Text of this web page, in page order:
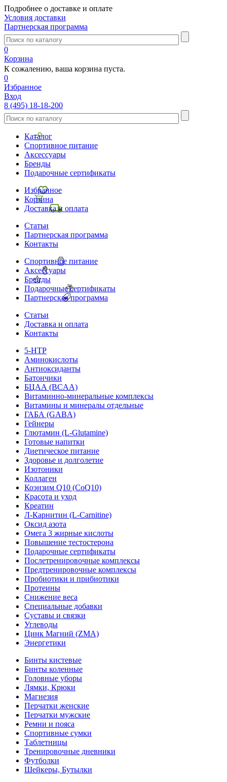
Подробнее о доставке и оплате
Условия доставки
Партнерская программа
0
Корзина
К сожалению, ваша корзина пуста.
0
Избранное
Вход
8 (495) 18-18-200
Каталог
Спортивное питание
Аксессуары
Бренды
Подарочные сертификаты
Избранное
Корзина
Доставка и оплата
Статьи
Партнерская программа
Контакты
Спортивное питание
Аксессуары
Бренды
Подарочные сертификаты
Партнерская программа
Статьи
Доставка и оплата
Контакты
5-HTP
Аминокислоты
Антиоксиданты
Батончики
БЦАА (BCAA)
Витаминно-минеральные комплексы
Витамины и минералы отдельные
ГАБА (GABA)
Гейнеры
Глютамин (L-Glutamine)
Готовые напитки
Диетическое питание
Здоровье и долголетие
Изотоники
Коллаген
Коэнзим Q10 (CoQ10)
Красота и уход
Креатин
Л-Карнитин (L-Сarnitine)
Оксид азота
Омега 3 жирные кислоты
Повышение тестостерона
Подарочные сертификаты
Послетренировочные комплексы
Предтренировочные комплексы
Пробиотики и прибиотики
Протеины
Снижение веса
Специальные добавки
Суставы и связки
Углеводы
Цинк Магний (ZMA)
Энергетики
Бинты кистевые
Бинты коленные
Головные уборы
Лямки, Крюки
Магнезия
Перчатки женские
Перчатки мужские
Ремни и пояса
Спортивные сумки
Таблетницы
Тренировочные дневники
Футболки
Шейкеры, Бутылки